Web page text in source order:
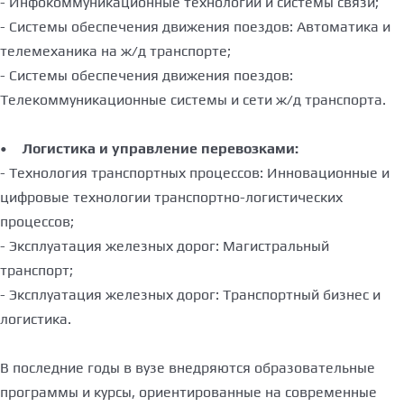
- Системы обеспечения движения поездов: Автоматика и
телемеханика на ж/д транспорте;
- Системы обеспечения движения поездов:
Телекоммуникационные системы и сети ж/д транспорта.
• Логистика и управление перевозками:
- Технология транспортных процессов: Инновационные и
цифровые технологии транспортно-логистических
процессов;
- Эксплуатация железных дорог: Магистральный
транспорт;
- Эксплуатация железных дорог: Транспортный бизнес и
логистика.
В последние годы в вузе внедряются образовательные
программы и курсы, ориентированные на современные